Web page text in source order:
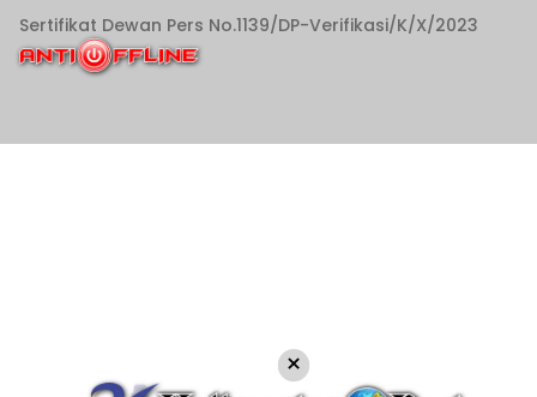
Sertifikat Dewan Pers No.1139/DP-Verifikasi/K/X/2023
×